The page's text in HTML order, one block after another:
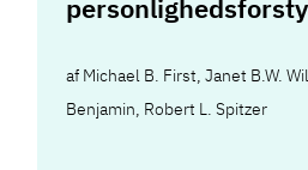
af Michael B. First,Janet B.W.
Benjamin, Robert L. Spitzer